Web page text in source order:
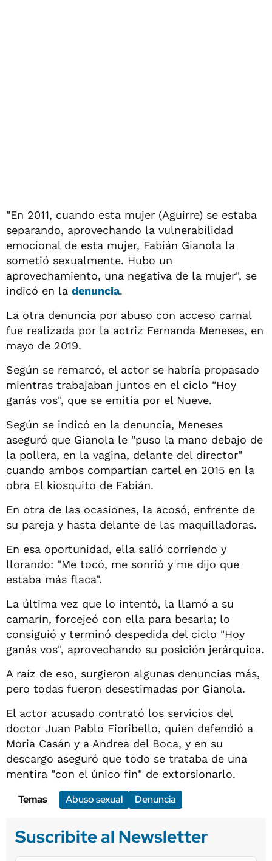
"En 2011, cuando esta mujer (Aguirre) se estaba
separando, aprovechando la vulnerabilidad
emocional de esta mujer, Fabián Gianola la
sometió sexualmente. Hubo un
aprovechamiento, una negativa de la mujer", se
indicó en la denuncia.
La otra denuncia por abuso con acceso carnal
fue realizada por la actriz Fernanda Meneses, en
mayo de 2019.
Según se remarcó, el actor se habría propasado
mientras trabajaban juntos en el ciclo "Hoy
ganás vos", que se emitía por el Nueve.
Según se indicó en la denuncia, Meneses
aseguró que Gianola le "puso la mano debajo de
la pollera, en la vagina, delante del director"
cuando ambos compartían cartel en 2015 en la
obra El kiosquito de Fabián.
En otra de las ocasiones, la acosó, enfrente de
su pareja y hasta delante de las maquilladoras.
En esa oportunidad, ella salió corriendo y
llorando: "Me tocó, me sonrió y me dijo que
estaba más flaca".
La última vez que lo intentó, la llamó a su
camarín, forcejeó con ella para besarla; lo
consiguió y terminó despedida del ciclo "Hoy
ganás vos", aprovechando su posición jerárquica.
A raíz de eso, surgieron algunas denuncias más,
pero todas fueron desestimadas por Gianola.
El actor acusado contrató los servicios del
doctor Juan Pablo Fioribello, quien defendió a
Moria Casán y a Andrea del Boca, y en su
descargo aseguró que todo se trataba de una
mentira "con el único fin" de extorsionarlo.
Temas
Abuso sexual Denuncia
Suscribite al Newsletter